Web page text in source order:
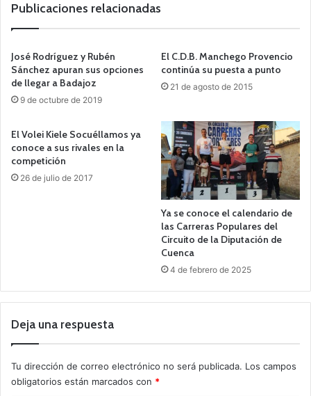
Publicaciones relacionadas
José Rodríguez y Rubén
Sánchez apuran sus opciones
de llegar a Badajoz
9 de octubre de 2019
El C.D.B. Manchego Provencio
continúa su puesta a punto
21 de agosto de 2015
El Volei Kiele Socuéllamos ya
conoce a sus rivales en la
competición
26 de julio de 2017
Ya se conoce el calendario de
las Carreras Populares del
Circuito de la Diputación de
Cuenca
4 de febrero de 2025
Deja una respuesta
Tu dirección de correo electrónico no será publicada. Los campos
obligatorios están marcados con *